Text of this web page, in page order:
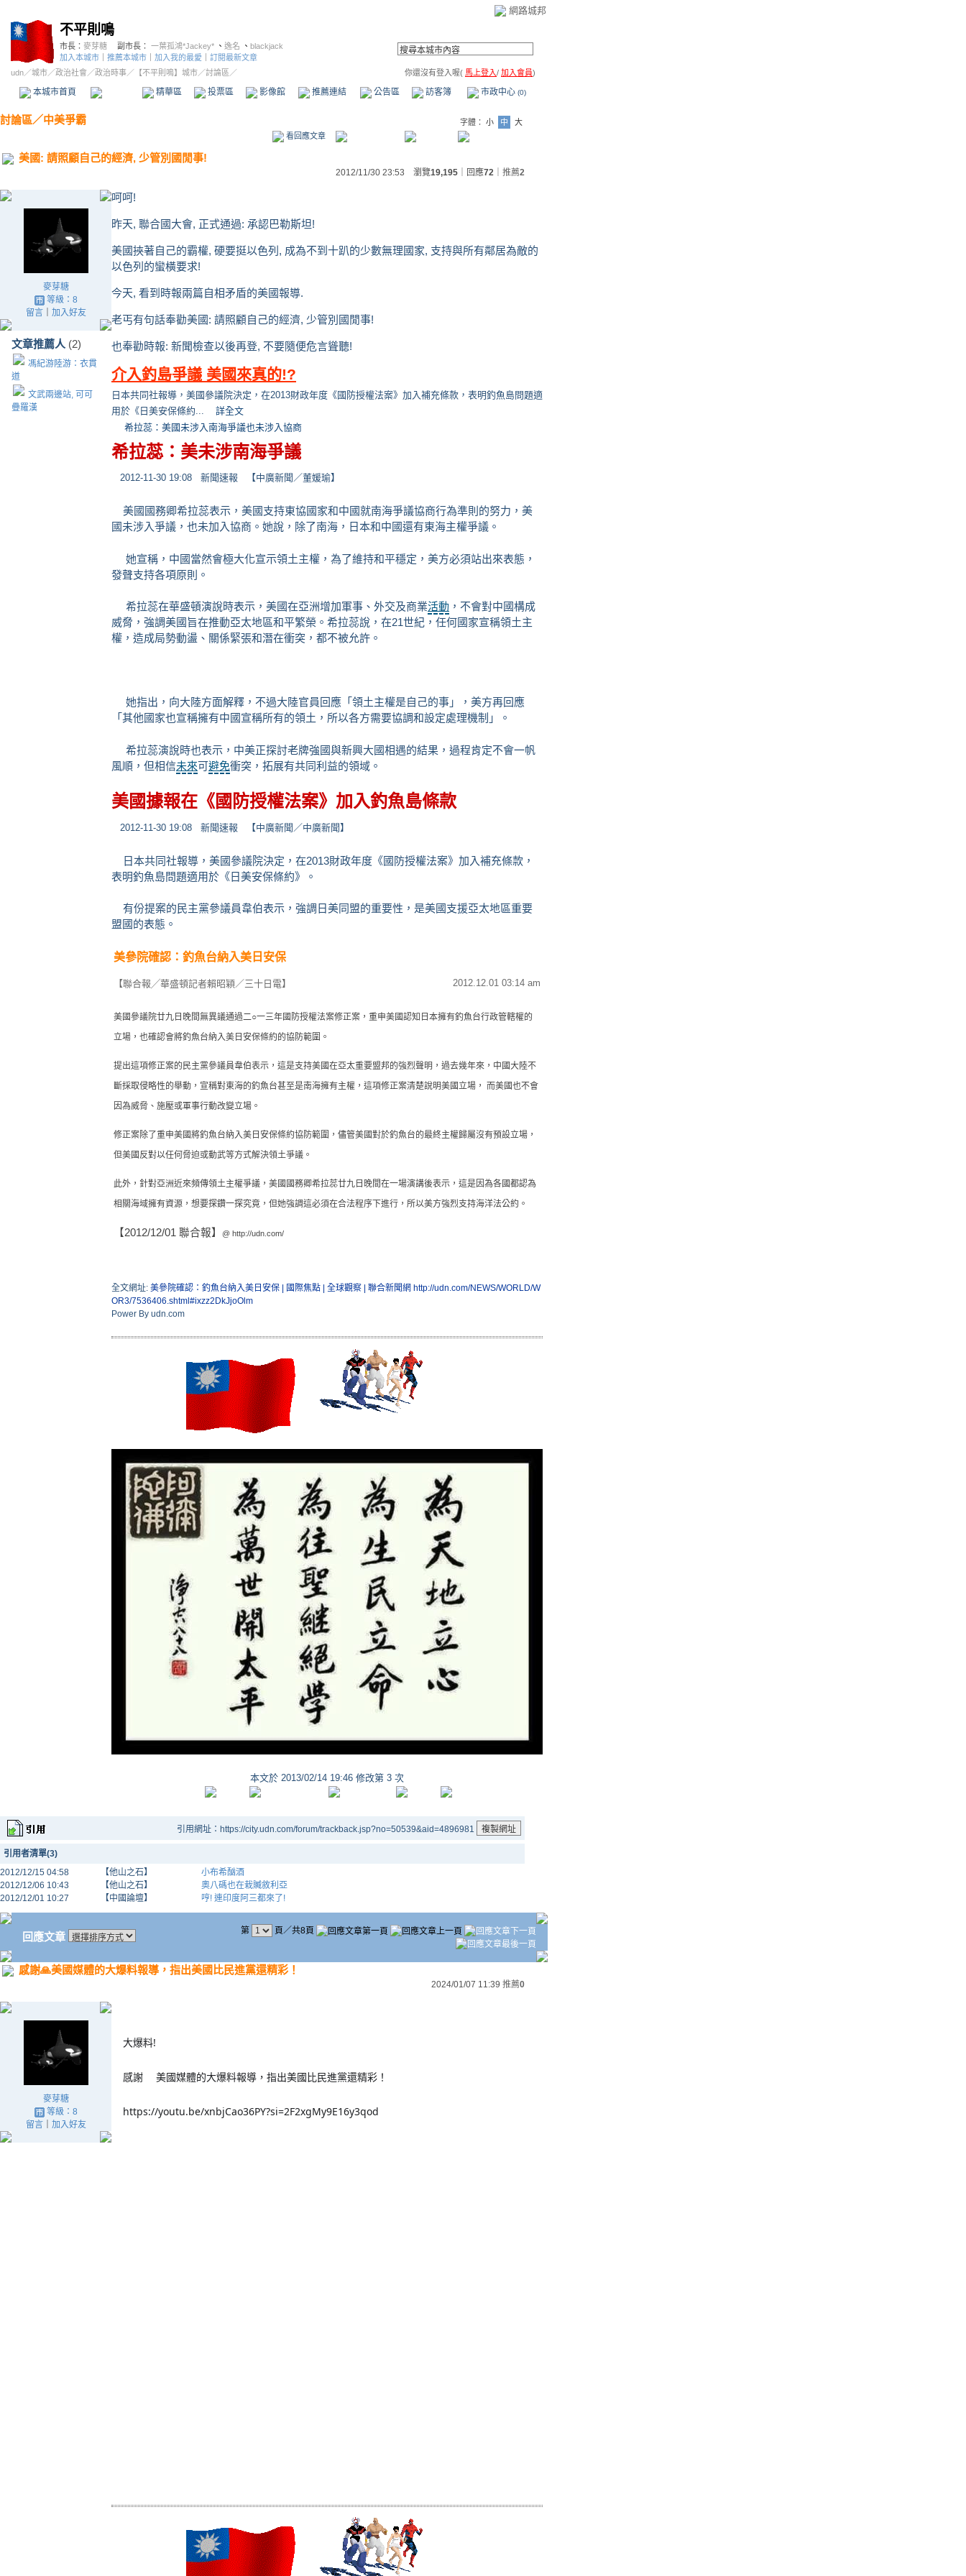
網路城邦
不平則鳴
市長： 麥芽糖 副市長： 一葉孤鴻*Jackey* 、 逸名 、 blackjack
加入本城市
推薦本城市 加入我的最愛
訂閱最新文章
udn／城市／政治社會 ／政治時事／ 【不平則鳴】城市／討論區／ 你還沒有登入喔( 馬上登入/ 加入會員)
本城市首頁 精華區 投票區 影像館 推薦連結 公告區 訪客簿 市政中心 (0)
討論區／中美爭霸 字體： 小 中
大
看回應文章
美國: 請照顧自己的經濟, 少管別國閒事!
2012/11/30 23:53 瀏覽19,195 ｜回應72 推薦2
麥芽糖
等級：8
留言｜ 加入好友
文章推薦人 (2)
馮紀游陸游：衣貫
道
文武兩邊站, 可可
疊羅漢
呵呵!
昨天, 聯合國大會, 正式通過: 承認巴勒斯坦!
美國挾著自己的霸權, 硬要挺以色列, 成為不到十趴的少數無理國家, 支持與所有鄰居為敵的
以色列的蠻橫要求!
今天, 看到時報兩篇自相矛盾的美國報導.
老丐有句話奉勸美國: 請照顧自己的經濟, 少管別國閒事!
也奉勸時報: 新聞檢查以後再登, 不要隨便危言聳聽!
介入釣島爭議 美國來真的!?
日本共同社報導，美國參議院決定，在2013財政年度《國防授權法案》加入補充條款，表明釣魚島問題適
用於《日美安保條約...
詳全文
希拉蕊：美國未涉入南海爭議也未涉入協商
希拉蕊：美未涉南海爭議
2012-11-30 19:08 新聞速報 【中廣新聞／董媛瑜】
美國國務卿希拉蕊表示，美國支持東協國家和中國就南海爭議協商行為準則的努力，美
國未涉入爭議，也未加入協商。她說，除了南海，日本和中國還有東海主權爭議。
她宣稱，中國當然會極大化宣示領土主權，為了維持和平穩定，美方必須站出來表態，
發聲支持各項原則。
希拉蕊在華盛頓演說時表示，美國在亞洲增加軍事、外交及商業活動 ，不會對中國構成
威脅，強調美國旨在推動亞太地區和平繁榮。希拉蕊說，在21世紀，任何國家宣稱領土主
權，造成局勢動盪、關係緊張和潛在衝突，都不被允許。
她指出，向大陸方面解釋，不過大陸官員回應「領土主權是自己的事」，美方再回應
「其他國家也宣稱擁有中國宣稱所有的領土，所以各方需要協調和設定處理機制」。
希拉蕊演說時也表示，中美正探討老牌強國與新興大國相遇的結果，過程肯定不會一帆
風順，但相信未來可避免衝突，拓展有共同利益的領域。
美國據報在《國防授權法案》加入釣魚島條款
2012-11-30 19:08 新聞速報 【中廣新聞／中廣新聞】
日本共同社報導，美國參議院決定，在2013財政年度《國防授權法案》加入補充條款，
表明釣魚島問題適用於《日美安保條約》。
有份提案的民主黨參議員韋伯表示，強調日美同盟的重要性，是美國支援亞太地區重要
盟國的表態。
美參院確認：釣魚台納入美日安保
【聯合報╱華盛頓記者賴昭穎／三十日電】 2012.12.01 03:14 am
美國參議院廿九日晚間無異議通過二○一三年國防授權法案修正案，重申美國認知日本擁有釣魚台行政管轄權的
立場，也確認會將釣魚台納入美日安保條約的協防範圍。
提出這項修正案的民主黨參議員韋伯表示，這是支持美國在亞太重要盟邦的強烈聲明，過去幾年來，中國大陸不
斷採取侵略性的舉動，宣稱對東海的釣魚台甚至是南海擁有主權，這項修正案清楚說明美國立場， 而美國也不會
因為威脅、施壓或軍事行動改變立場。
修正案除了重申美國將釣魚台納入美日安保條約協防範圍，儘管美國對於釣魚台的最終主權歸屬沒有預設立場，
但美國反對以任何脅迫或動武等方式解決領土爭議。
此外，針對亞洲近來頻傳領土主權爭議，美國國務卿希拉蕊廿九日晚間在一場演講後表示，這是因為各國都認為
相關海域擁有資源，想要探鑽一探究竟，但她強調這必須在合法程序下進行，所以美方強烈支持海洋法公約。
【2012/12/01 聯合報】 @ http://udn.com/
全文網址: 美參院確認：釣魚台納入美日安保 | 國際焦點 | 全球觀察 | 聯合新聞網 http://udn.com/NEWS/WORLD/W
OR3/7536406.shtml#ixzz2DkJjoOlm
Power By udn.com
本文於 2013/02/14 19:46 修改第 3 次
引用網址：https://city.udn.com/forum/trackback.jsp?no=50539&aid=4896981
引用者清單(3)
2012/12/15 04:58
【他山之石】
小布希酗酒
2012/12/06 10:43
【他山之石】
奧八碼也在栽贓敘利亞
2012/12/01 10:27
【中國論壇】 哼! 連印度阿三都來了!
回應文章 第 頁／共8頁
感謝🙏美國媒體的大爆料報導，指出美國比民進黨還精彩！
2024/01/07 11:39 推薦0
麥芽糖
等級：8
留言｜ 加入好友
大爆料!
感謝 美國媒體的大爆料報導，指出美國比民進黨還精彩！
https://youtu.be/xnbjCao36PY?si=2F2xgMy9E16y3qod